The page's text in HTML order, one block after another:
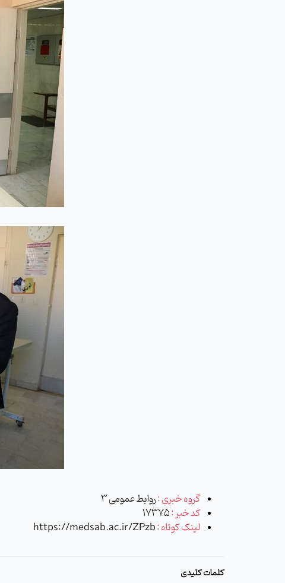
گروه خبری :روابط عمومی 3
کد خبر :17375
لینک کوتاه : https://medsab.ac.ir/ZPzb
کلمات کلیدی